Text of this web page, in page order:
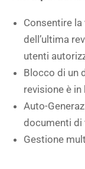
Consentire
dell’ultima
utenti
Blocco di un
revisione è
Auto-
documenti
Gestione